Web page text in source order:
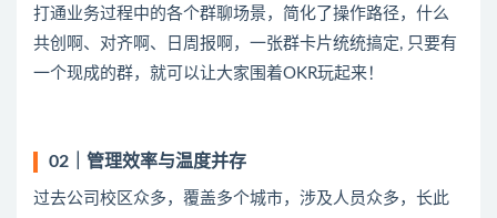
打通业务过程中的各个群聊场景，简化了操作路径，什么
共创啊、对齐啊、日周报啊，一张群卡片统统搞定, 只要有
一个现成的群，就可以让大家围着OKR玩起来！
02｜管理效率与温度并存
过去公司校区众多，覆盖多个城市，涉及人员众多，长此